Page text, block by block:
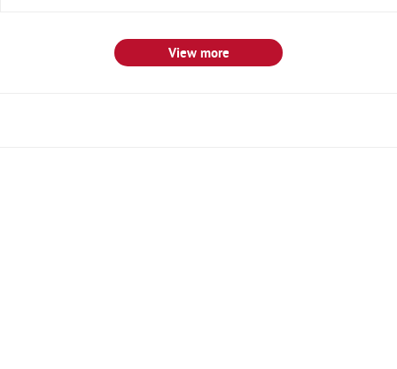
View more